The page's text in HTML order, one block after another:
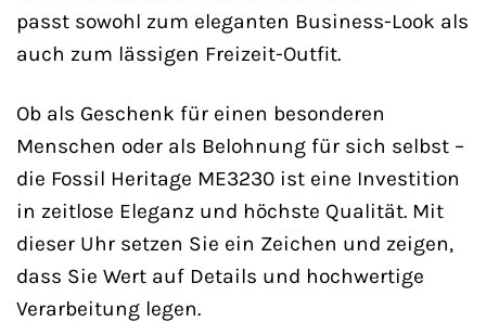
passt sowohl zum eleganten Business-Look als
auch zum lässigen Freizeit-Outfit.
Ob als Geschenk für einen besonderen
Menschen oder als Belohnung für sich selbst –
die Fossil Heritage ME3230 ist eine Investition
in zeitlose Eleganz und höchste Qualität. Mit
dieser Uhr setzen Sie ein Zeichen und zeigen,
dass Sie Wert auf Details und hochwertige
Verarbeitung legen.